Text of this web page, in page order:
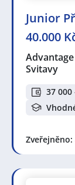
Junior
40.000
Svitavy
37 000
Zveřejněno: